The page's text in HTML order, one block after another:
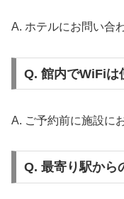
A. ホテルにお問い合
Q. 館内でWiFiは
A. ご予約前に施設に
Q. 最寄り駅から